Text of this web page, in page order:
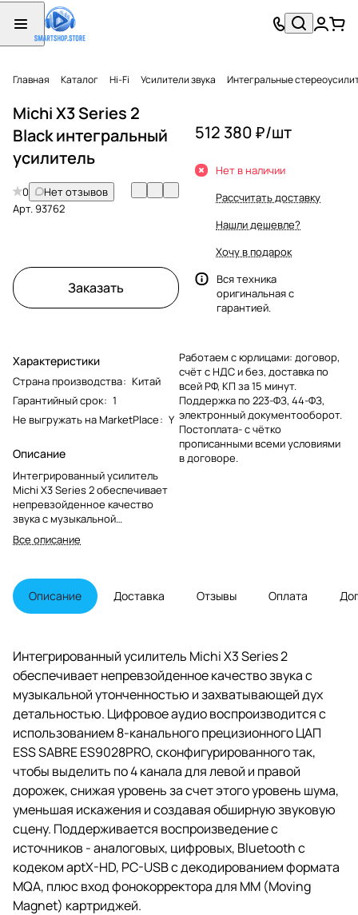
Главная Каталог Hi-Fi Усилители звука Интегральные
Michi X3 Series 2
Black интегральный
усилитель
0
Нет отзывов
Арт.93762
Заказать
Характеристики
Страна производства: Китай
Гарантийный срок: 1
Не выгружать на MarketPlace: Y
Описание
Интегрированный усилитель
Michi X3 Series 2 обеспечивает
непревзойденное качество
звука с музыкальной
утонченностью и
захватывающей дух
воспроизводится с
использованием 8-канального
прецизионного ЦАП ESS SABRE
чтобы выделить по 4 канала для
левой и правой дорожек, снижая
уровень за счет этого уровень
шума, уменьшая искажения и
создавая обширную звуковую
сцену.
Все описание
512 380 ₽/шт
Нет в наличии
Рассчитать доставку
Нашли дешевле?
Хочу в подарок
Вся техника
оригинальная с
гарантией.
Работаем с юрлицами: договор,
счёт с НДС и без, доставка по
всей РФ, КП за 15 минут.
Поддержка по 223-ФЗ, 44-ФЗ,
электронный документооборот.
Постоплата- с чётко
прописанными всеми условиями
в договоре.
Описание Доставка Отзывы Оплата
Интегрированный усилитель Michi X3 Series 2
обеспечивает непревзойденное качество звука с
музыкальной утонченностью и захватывающей дух
детальностью. Цифровое аудио воспроизводится с
использованием 8-канального прецизионного ЦАП
ESS SABRE ES9028PRO, сконфигурированного так,
чтобы выделить по 4 канала для левой и правой
дорожек, снижая уровень за счет этого уровень шума,
уменьшая искажения и создавая обширную звуковую
сцену. Поддерживается воспроизведение с
источников - аналоговых, цифровых, Bluetooth с
кодеком aptX-HD, PC-USB с декодированием формата
MQA, плюс вход фонокорректора для MM (Moving
Magnet) картриджей.